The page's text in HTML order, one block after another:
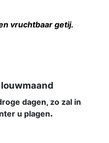
vruchtbaar getij.
dagen, zo zal in
u plagen.